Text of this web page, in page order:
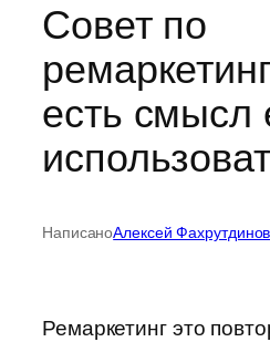
Совет по
есть смысл
НаписаноАлексей Фахрутдинов
Ремаркетинг это